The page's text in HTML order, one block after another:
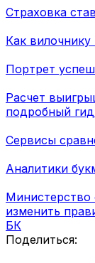
Страховка
Как вилочнику
Портрет
Расчет
подробный
Сервисы
Аналитики
Министерство
изменить
БК
Поделиться: